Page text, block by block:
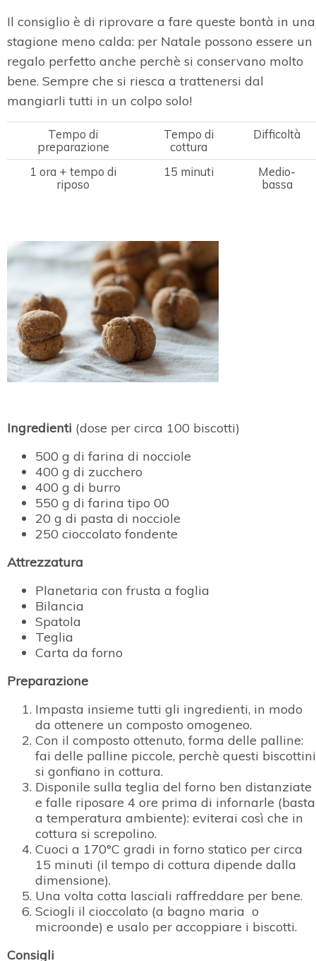
Il consiglio è di riprovare a fare queste bontà in una
stagione meno calda: per Natale possono essere un
regalo perfetto anche perchè si conservano molto
bene. Sempre che si riesca a trattenersi dal
mangiarli tutti in un colpo solo!
Tempo di
preparazione
Tempo di
cottura
Difficoltà
1 ora + tempo di
riposo
15 minuti
Medio-
bassa
Ingredienti (dose per circa 100 biscotti)
500 g di farina di nocciole
400 g di zucchero
400 g di burro
550 g di farina tipo 00
20 g di pasta di nocciole
250 cioccolato fondente
Attrezzatura
Planetaria con frusta a foglia
Bilancia
Spatola
Teglia
Carta da forno
Preparazione
Impasta insieme tutti gli ingredienti, in modo
da ottenere un composto omogeneo.
Con il composto ottenuto, forma delle palline:
fai delle palline piccole, perchè questi biscottini
si gonfiano in cottura.
Disponile sulla teglia del forno ben distanziate
e falle riposare 4 ore prima di infornarle (basta
a temperatura ambiente): eviterai così che in
cottura si screpolino.
Cuoci a 170°C gradi in forno statico per circa
15 minuti (il tempo di cottura dipende dalla
dimensione).
Una volta cotta lasciali raffreddare per bene.
Sciogli il cioccolato (a bagno maria o
microonde) e usalo per accoppiare i biscotti.
Consigli